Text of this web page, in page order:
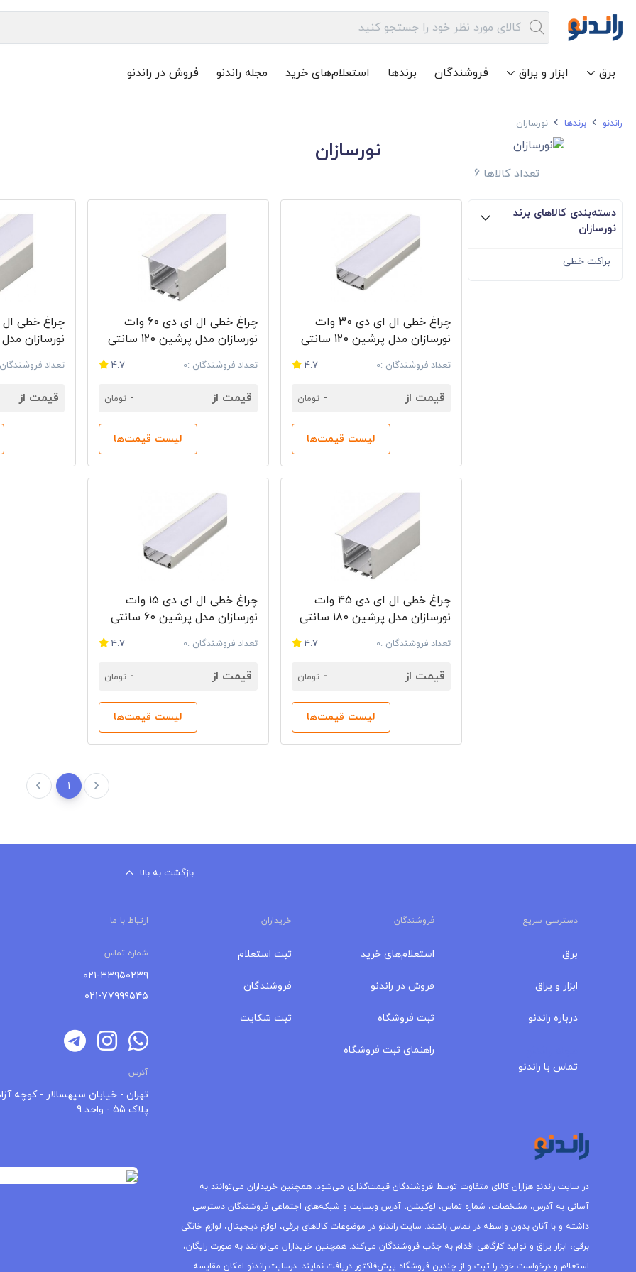
برق ابزار و یراق فروشندگان برندها استعلام‌های خرید مجله راندنو فروش در راندنو
راندنو برندها نورسازان
تعداد کالاها 6
نورسازان
دسته‌بندی کالاهای برند
نورسازان
براکت خطی
چراغ خطی ال ای دی 30 وات
نورسازان مدل پرشین 120 سانتی
تعداد فروشندگان :0 4.7
قیمت از - تومان
لیست قیمت‌ها
چراغ خطی ال ای دی 60 وات
نورسازان مدل پرشین 120 سانتی
تعداد فروشندگان :0 4.7
قیمت از - تومان
لیست قیمت‌ها
تعداد فروشندگان
قیمت از
چراغ خطی ال ای دی 45 وات
نورسازان مدل پرشین 180 سانتی
تعداد فروشندگان :0 4.7
قیمت از - تومان
لیست قیمت‌ها
چراغ خطی ال ای دی 15 وات
نورسازان مدل پرشین 60 سانتی
تعداد فروشندگان :0 4.7
قیمت از - تومان
لیست قیمت‌ها
1
بازگشت به بالا
دسترسی سریع فروشندگان خریداران ارتباط با ما
برق
ابزار و یراق
درباره‌ راندنو
تماس با راندنو
استعلام‌های خرید
فروش در راندنو
ثبت فروشگاه
راهنمای ثبت فروشگاه
ثبت استعلام
فروشندگان
ثبت شکایت
شماره تماس
۰۲۱-۳۳۹۵۰۲۳۹
۰۲۱-۷۷۹۹۹۵۴۵
آدرس
تهران - خیابان سپهسالار - کوچه
پلاک 55 - واحد 9
در سایت راندنو هزاران کالای متفاوت توسط فروشندگان قیمت‌گذاری می‌شود. همچنین خریداران می‌توانند به
آسانی به آدرس، مشخصات، شماره تماس، لوکیشن، آدرس وبسایت و شبکه‌های اجتماعی فروشندگان دسترسی
داشته و با آنان بدون واسطه در تماس باشند. سایت راندنو در موضوعات کالاهای برقی، لوازم دیجیتال، لوازم خانگی
برقی، ابزار یراق و تولید کارگاهی اقدام به جذب فروشندگان می‌کند. همچنین خریداران می‌توانند به صورت رایگان،
استعلام و درخواست خود را ثبت و از چندین فروشگاه پیش‌فاکتور دریافت نمایند. درسایت راندنو امکان مقایسه